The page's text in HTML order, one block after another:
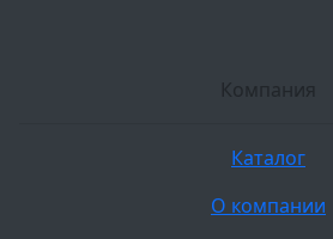
Компания
Каталог
О компании